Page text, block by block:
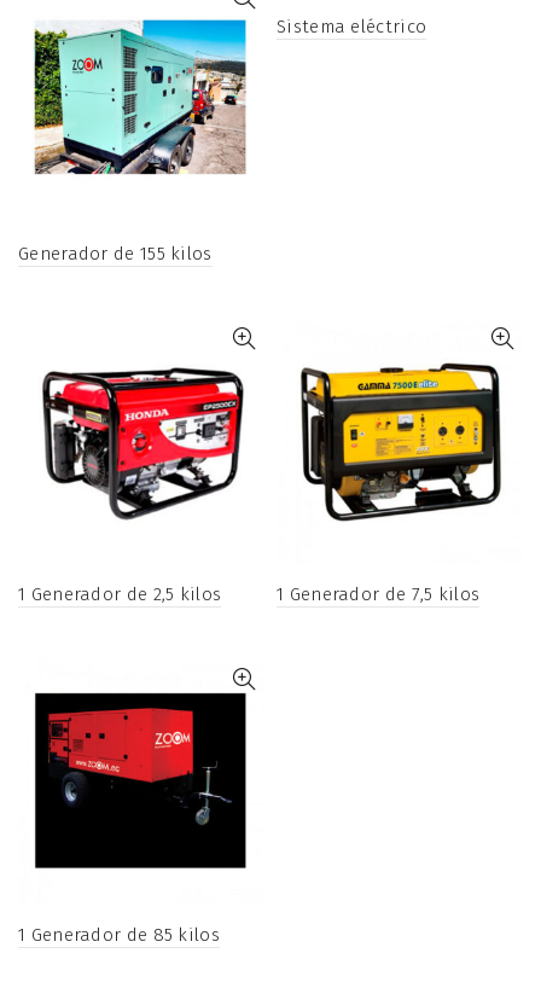
Generador de 155 kilos
Sistema eléctrico
1 Generador de 2,5 kilos 1 Generador de 7,5 kilos
1 Generador de 85 kilos